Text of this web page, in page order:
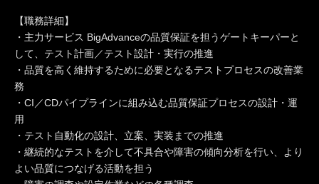
【職務詳細】
・主力サービス BigAdvanceの品質保証を担うゲートキーパーと
して、テスト計画／テスト設計・実行の推進
・品質を高く維持するために必要となるテストプロセスの改善業
務
・CI／CDパイプラインに組み込む品質保証プロセスの設計・運
用
・テスト自動化の設計、立案、実装までの推進
・継続的なテストを介して不具合や障害の傾向分析を行い、より
よい品質につなげる活動を担う